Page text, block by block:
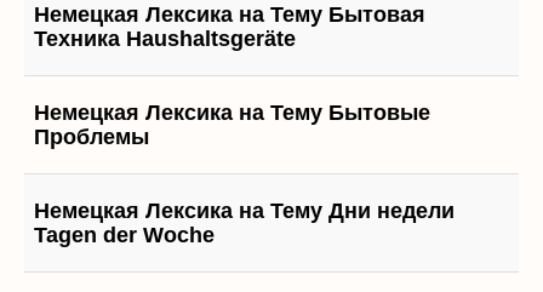
Немецкая Лексика на Тему Бытовая
Техника Haushaltsgeräte
Немецкая Лексика на Тему Бытовые
Проблемы
Немецкая Лексика на Тему Дни недели
Tagen der Woche